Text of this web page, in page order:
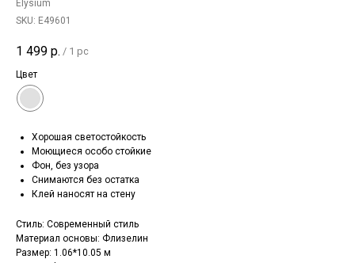
Elysium
SKU: Е49601
1 499 р. / 1 pc
Цвет
Хорошая светостойкость
Моющиеся особо стойкие
Фон, без узора
Снимаются без остатка
Клей наносят на стену
Стиль: Современный стиль
Материал основы: Флизелин
Размер: 1.06*10.05 м